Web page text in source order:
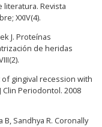
Revista
XXIV(4).
J. Proteínas
de heridas
of gingival recession with
Periodontol. 2008
B, Sandhya R. Coronally